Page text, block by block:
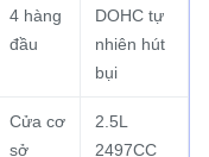
4 hàng
đầu
DOHC tự
nhiên hút
bụi
Cửa cơ
sở
2.5L
2497CC